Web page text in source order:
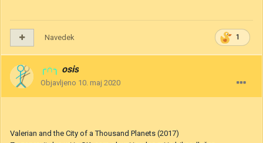
1
Navedek
╭∩╮ osis
Objavljeno 10. maj 2020
Valerian and the City of a Thousand Planets (2017)